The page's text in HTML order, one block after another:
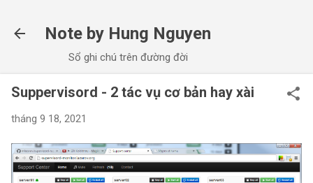
Note by Hung Nguyen
Sổ ghi chú trên đường đời
Suppervisord - 2 tác vụ cơ bản hay xài
tháng 9 18, 2021